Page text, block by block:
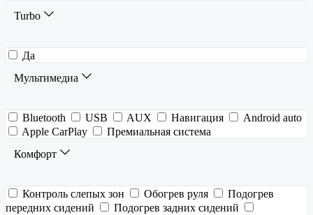
Turbo
Да
Мультимедиа
Bluetooth USB AUX Навигация
Android auto
Apple CarPlay
Премиальная система
Комфорт
Контроль слепых зон Обогрев руля
Подогрев
передних сидений
Подогрев задних сидений